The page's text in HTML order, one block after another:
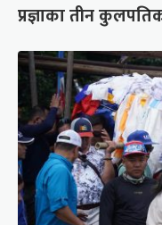
प्रज्ञाका तीन